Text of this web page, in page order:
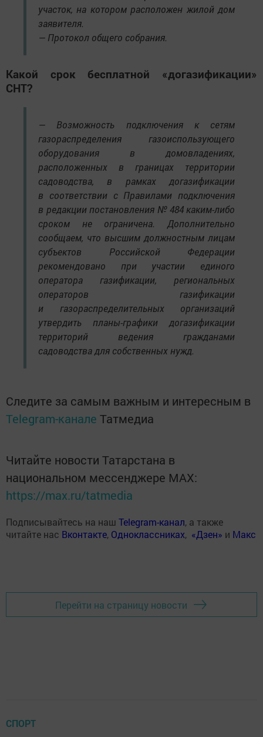
участок, на котором расположен жилой дом
заявителя.
— Протокол общего собрания.
Какой срок бесплатной «догазификации»
СНТ?
— Возможность подключения к сетям
газораспределения газоиспользующего
оборудования в домовладениях,
расположенных в границах территории
садоводства, в рамках догазификации
в соответствии с Правилами подключения
в редакции постановления № 484 каким-либо
сроком не ограничена. Дополнительно
сообщаем, что высшим должностным лицам
субъектов Российской Федерации
рекомендовано при участии единого
оператора газификации, региональных
операторов газификации
и газораспределительных организаций
утвердить планы-графики догазификации
территорий ведения гражданами
садоводства для собственных нужд.
Следите за самым важным и интересным в
Telegram-канале Татмедиа
Читайте новости Татарстана в
национальном мессенджере MАХ:
https://max.ru/tatmedia
Подписывайтесь на наш Telegram-канал, а также
читайте нас Вконтакте, Одноклассниках, «Дзен» и Макс
Перейти на страницу новости
СПОРТ